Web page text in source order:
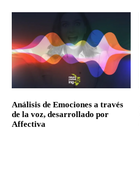
Análisis de Emociones a través
de la voz, desarrollado por
Affectiva